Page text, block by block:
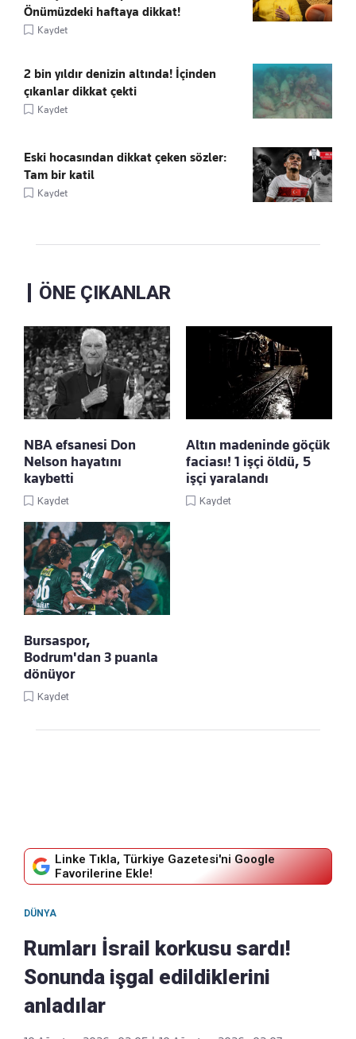
Önümüzdeki haftaya dikkat!
Kaydet
2 bin yıldır denizin altında! İçinden
çıkanlar dikkat çekti
Kaydet
Eski hocasından dikkat çeken sözler:
Tam bir katil
Kaydet
ÖNE ÇIKANLAR
NBA efsanesi Don
Nelson hayatını
kaybetti
Kaydet
Altın madeninde göçük
faciası! 1 işçi öldü, 5
işçi yaralandı
Kaydet
Bursaspor,
Bodrum'dan 3 puanla
dönüyor
Kaydet
Linke Tıkla, Türkiye Gazetesi'ni Google
Favorilerine Ekle!
DÜNYA
Rumları İsrail korkusu sardı!
Sonunda işgal edildiklerini
anladılar